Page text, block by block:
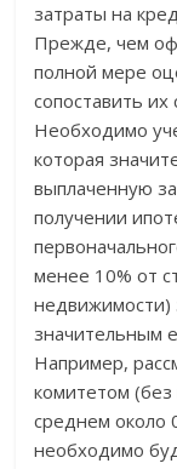
затраты на
Прежде, чем
полной мере
сопоставить
Необходимо
которая
выплаченную
получении
менее 10% от
недвижимости)
значительным
Например,
комитетом (без
среднем около
необходимо